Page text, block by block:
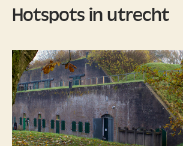
Hotspots in utrecht